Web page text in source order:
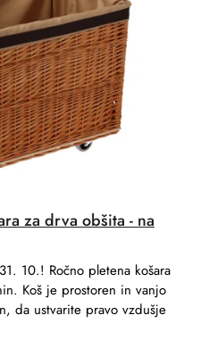
za drva obšita - na
10.! Ročno pletena košara
Koš je prostoren in vanjo
da ustvarite pravo vzdušje